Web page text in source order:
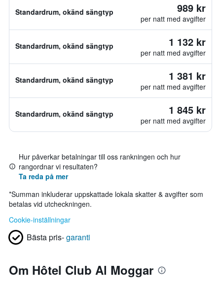
Standardrum, okänd sängtyp 989 kr
per natt med avgifter
Standardrum, okänd sängtyp 1 132 kr
per natt med avgifter
Standardrum, okänd sängtyp 1 381 kr
per natt med avgifter
Standardrum, okänd sängtyp 1 845 kr
per natt med avgifter
Hur påverkar betalningar till oss rankningen och hur
rangordnar vi resultaten?
Ta reda på mer
*Summan inkluderar uppskattade lokala skatter & avgifter som
betalas vid utcheckningen.
Cookie-inställningar
Bästa pris-garanti
Om Hôtel Club Al Moggar